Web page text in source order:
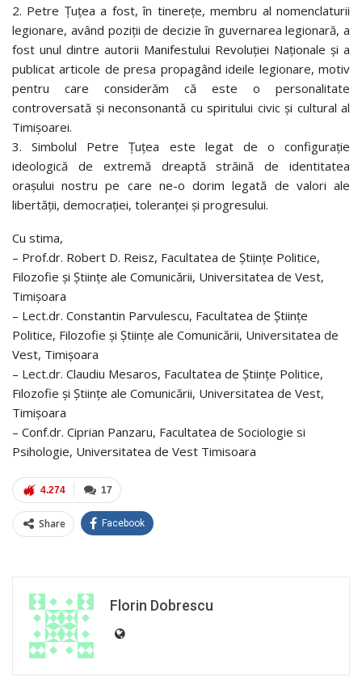
2. Petre Țuțea a fost, în tinerețe, membru al nomenclaturii
legionare, având poziții de decizie în guvernarea legionară, a
fost unul dintre autorii Manifestului Revoluției Naționale și a
publicat articole de presa propagând ideile legionare, motiv
pentru care considerăm că este o personalitate
controversată și neconsonantă cu spiritului civic și cultural al
Timișoarei.
3. Simbolul Petre Țuțea este legat de o configurație
ideologică de extremă dreaptă străină de identitatea
orașului nostru pe care ne-o dorim legată de valori ale
libertății, democrației, toleranței și progresului.
Cu stima,
– Prof.dr. Robert D. Reisz, Facultatea de Științe Politice,
Filozofie și Științe ale Comunicării, Universitatea de Vest,
Timișoara
– Lect.dr. Constantin Parvulescu, Facultatea de Științe
Politice, Filozofie și Științe ale Comunicării, Universitatea de
Vest, Timișoara
– Lect.dr. Claudiu Mesaros, Facultatea de Științe Politice,
Filozofie și Științe ale Comunicării, Universitatea de Vest,
Timișoara
– Conf.dr. Ciprian Panzaru, Facultatea de Sociologie si
Psihologie, Universitatea de Vest Timisoara
17
4.274
Share Facebook
Florin Dobrescu